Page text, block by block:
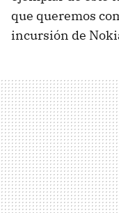
que queremos
incursión de